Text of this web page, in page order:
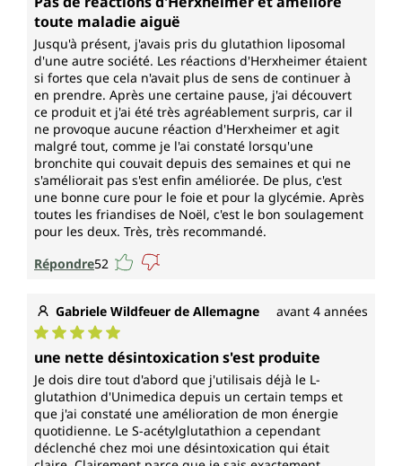
toute maladie aiguë
Jusqu'à présent, j'avais pris du glutathion liposomal
d'une autre société. Les réactions d'Herxheimer étaient
si fortes que cela n'avait plus de sens de continuer à
en prendre. Après une certaine pause, j'ai découvert
ce produit et j'ai été très agréablement surpris, car il
ne provoque aucune réaction d'Herxheimer et agit
malgré tout, comme je l'ai constaté lorsqu'une
bronchite qui couvait depuis des semaines et qui ne
s'améliorait pas s'est enfin améliorée. De plus, c'est
une bonne cure pour le foie et pour la glycémie. Après
toutes les friandises de Noël, c'est le bon soulagement
pour les deux. Très, très recommandé.
Répondre52
Gabriele Wildfeuer de Allemagne avant 4 années
Note moyenne de 5 sur 5 étoiles
une nette désintoxication s'est produite
Je dois dire tout d'abord que j'utilisais déjà le L-
glutathion d'Unimedica depuis un certain temps et
que j'ai constaté une amélioration de mon énergie
quotidienne. Le S-acétylglutathion a cependant
déclenché chez moi une désintoxication qui était